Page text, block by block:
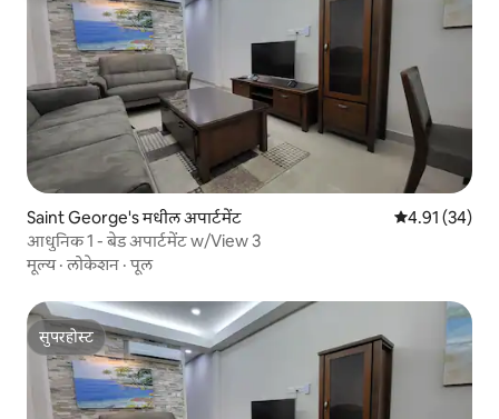
Saint George's मधील अपार्टमेंट 5 पैकी 4.91
4.91 (34)
आधुनिक 1 - बेड अपार्टमेंट w/View 3
मूल्य·लोकेशन ·पूल
सुपरहोस्ट
सुपरहोस्ट